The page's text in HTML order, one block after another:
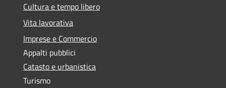
Cultura e tempo libero
Vita lavorativa
Imprese e Commercio
Appalti pubblici
Catasto e urbanistica
Turismo